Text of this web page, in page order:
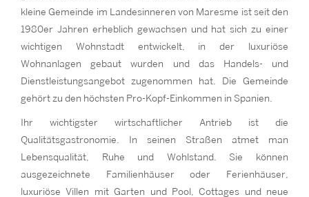
kleine Gemeinde im Landesinneren von Maresme ist seit den
1980er Jahren erheblich gewachsen und hat sich zu einer
wichtigen Wohnstadt entwickelt, in der luxuriöse
Wohnanlagen gebaut wurden und das Handels- und
Dienstleistungsangebot zugenommen hat. Die Gemeinde
gehört zu den höchsten Pro-Kopf-Einkommen in Spanien.
Ihr wichtigster wirtschaftlicher Antrieb ist die
Qualitätsgastronomie. In seinen Straßen atmet man
Lebensqualität, Ruhe und Wohlstand. Sie können
ausgezeichnete Familienhäuser oder Ferienhäuser,
luxuriöse Villen mit Garten und Pool, Cottages und neue